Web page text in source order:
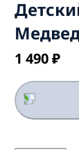
1 490 ₽